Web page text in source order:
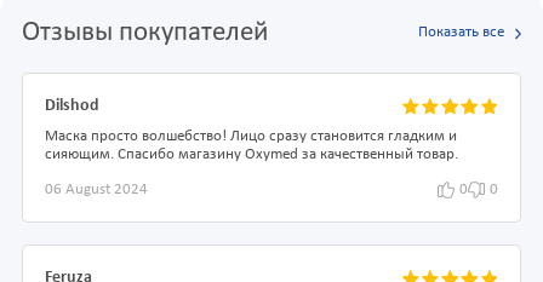
Отзывы покупателей Показать все
Dilshod
Маска просто волшебство! Лицо сразу становится гладким и
сияющим. Спасибо магазину Oxymed за качественный товар.
06 August 2024 0 0
Feruza